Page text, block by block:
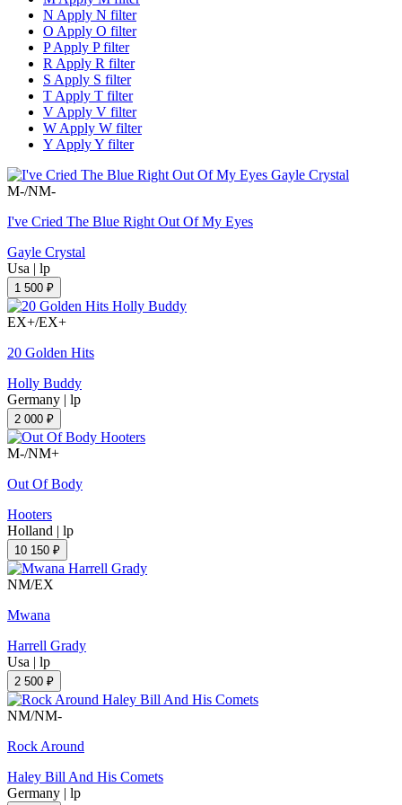
N Apply N filter
O Apply O filter
PApply P filter
R Apply R filter
S Apply S filter
T Apply T filter
V Apply V filter
W Apply W filter
Y Apply Y filter
M-/NM-
I've Cried The Blue Right Out Of My Eyes
Gayle Crystal
Usa | lp
1 500 ₽
EX+/EX+
20 Golden Hits
Holly Buddy
Germany | lp
2 000 ₽
M-/NM+
Out Of Body
Hooters
Holland | lp
10 150 ₽
NM/EX
Mwana
Harrell Grady
Usa | lp
2 500 ₽
NM/NM-
Rock Around
Haley Bill And His Comets
Germany | lp